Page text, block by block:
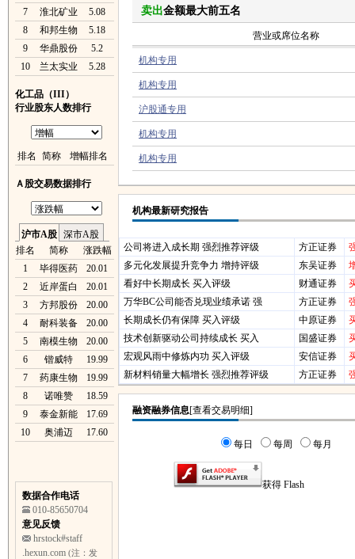
7
淮北矿业
5.08
8
和邦生物
5.18
9
华鼎股份
5.2
10
兰太实业 5.28
化工品（III）
行业股东人数排行
排名 简称 增幅排名
Ａ股交易数据排行
沪市A股 深市A股
排名
简称
涨跌幅
1
毕得医药
20.01
2
近岸蛋白
20.01
3
方邦股份
20.00
4
耐科装备
20.00
5
南模生物
20.00
6
锴威特
19.99
7
药康生物
19.99
8
诺唯赞
18.59
9
泰金新能
17.69
10
奥浦迈 17.60
数据合作电话
010-85650704
意见反馈
hrstock#staff
.hexun.com (注：发
卖出金额最大前五名
营业或席位名称
机构专用
机构专用
沪股通专用
机构专用
机构专用
机构最新研究报告
公司将进入成长期 强烈推荐评级 方正证券
多元化发展提升竞争力 增持评级
东吴证券
看好中长期成长 买入评级
财通证券
万华BC公司能否兑现业绩承诺 强
方正证券
长期成长仍有保障 买入评级
中原证券
技术创新驱动公司持续成长 买入
国盛证券
宏观风雨中修炼内功 买入评级
安信证券
新材料销量大幅增长 强烈推荐评级
方正证券